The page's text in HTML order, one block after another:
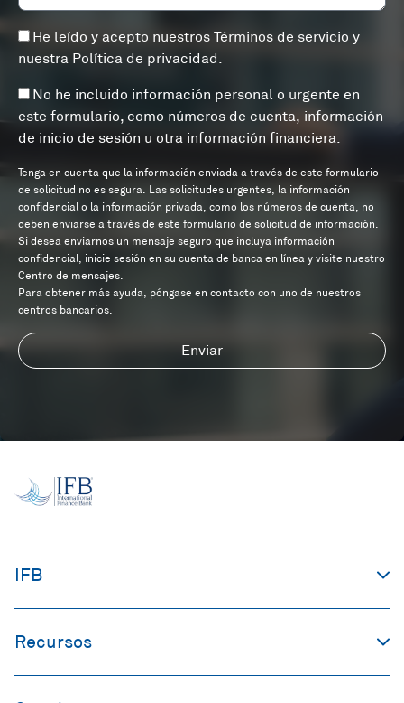
He leído y acepto nuestros Términos de servicio y
nuestra Política de privacidad
No he incluido información personal o urgente en
este formulario, como números de cuenta, información
de inicio de sesión u otra información financiera.
Tenga en cuenta que la información enviada a través de este formulario
de solicitud no es segura. Las solicitudes urgentes, la información
confidencial o la información privada, como los números de cuenta, no
deben enviarse a través de este formulario de solicitud de información.
Si desea enviarnos un mensaje seguro que incluya información
confidencial, inicie sesión en su cuenta de banca en línea y visite nuestro
Centro de mensajes.
Para obtener más ayuda, póngase en contacto con uno de nuestros
centros bancarios.
Enviar
IFB
Recursos